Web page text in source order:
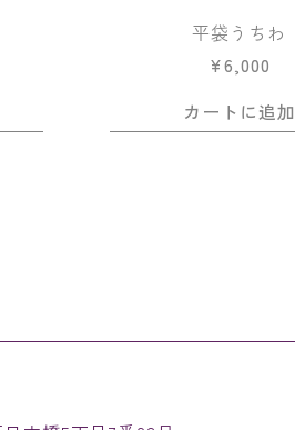
平袋うちわ
¥6,000
カートに追加